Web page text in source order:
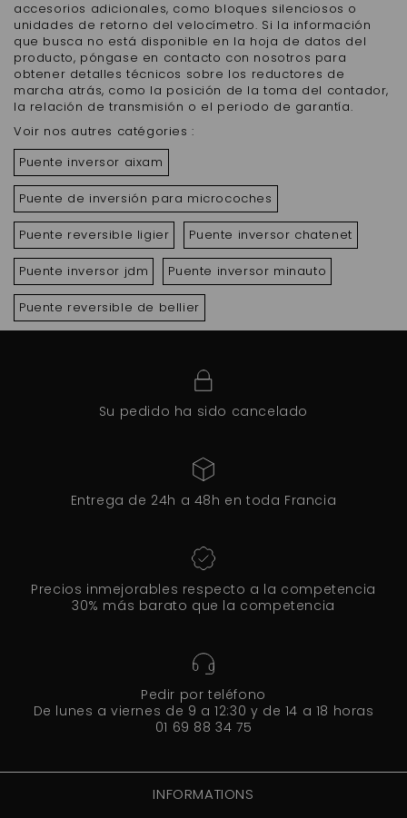
accesorios adicionales, como bloques silenciosos o
unidades de retorno del velocímetro. Si la información
que busca no está disponible en la hoja de datos del
producto, póngase en contacto con nosotros para
obtener detalles técnicos sobre los reductores de
marcha atrás, como la posición de la toma del contador,
la relación de transmisión o el periodo de garantía.
Voir nos autres catégories :
Puente inversor aixam
Puente de inversión para microcoches
Puente reversible ligier Puente inversor chatenet
Puente inversor jdm Puente inversor minauto
Puente reversible de bellier
Su pedido ha sido cancelado
Entrega de 24h a 48h en toda Francia
Precios inmejorables respecto a la competencia
30% más barato que la competencia
Pedir por teléfono
De lunes a viernes de 9 a 12:30 y de 14 a 18 horas
01 69 88 34 75
INFORMATIONS